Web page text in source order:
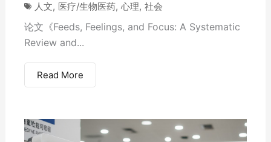
人文, 医疗/生物医药, 心理, 社会
论文《Feeds, Feelings, and Focus: A Systematic
Review and...
Read More